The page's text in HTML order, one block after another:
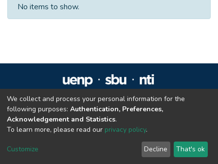
No items to show.
Repositório Institucional da UENP
repositorio@uenp.edu.br
Cookie settings
Privacy policy | End User Agreement
We collect and process your personal information for the
following purposes: Authentication, Preferences,
Acknowledgement and Statistics.
To learn more, please read our privacy policy.
Customize Decline That's ok